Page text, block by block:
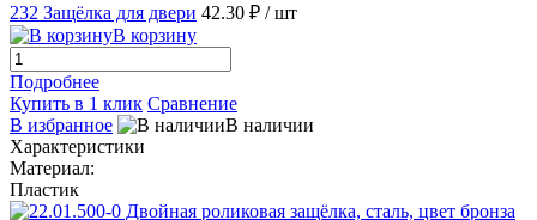
232 Защёлка для двери 42.30 ₽ / шт
В корзину
Подробнее
Купить в 1 клик Сравнение
В избранное
В наличии
Характеристики
Материал:
Пластик